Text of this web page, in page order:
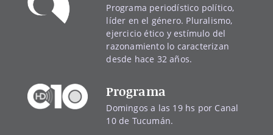
Programa periodístico político,
líder en el género. Pluralismo,
ejercicio ético y estímulo del
razonamiento lo caracterizan
desde hace 32 años.
Programa
Domingos a las 19 hs por Canal
10 de Tucumán.